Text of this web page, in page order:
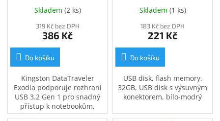
(DTX/128GB)
Skladem (2 ks)
319 Kč bez DPH
386 Kč
Do košíku
Kingston DataTraveler
Exodia podporuje rozhraní
USB 3.2 Gen 1 pro snadný
přístup k notebookům,
stolním počítačům,
RWE)
Skladem (1 ks)
183 Kč bez DPH
221 Kč
Do košíku
USB disk, flash memory,
32GB, USB disk s výsuvným
konektorem, bílo-modrý